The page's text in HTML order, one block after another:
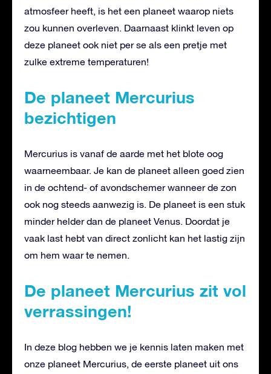
atmosfeer heeft, is het een planeet waarop niets
zou kunnen overleven. Daarnaast klinkt leven op
deze planeet ook niet per se als een pretje met
zulke extreme temperaturen!
De planeet Mercurius
bezichtigen
Mercurius is vanaf de aarde met het blote oog
waarneembaar. Je kan de planeet alleen goed zien
in de ochtend- of avondschemer wanneer de zon
ook nog steeds aanwezig is. De planeet is een stuk
minder helder dan de planeet Venus. Doordat je
vaak last hebt van direct zonlicht kan het lastig zijn
om hem waar te nemen.
De planeet Mercurius zit vol
verrassingen!
In deze blog hebben we je kennis laten maken met
onze planeet Mercurius, de eerste planeet uit ons